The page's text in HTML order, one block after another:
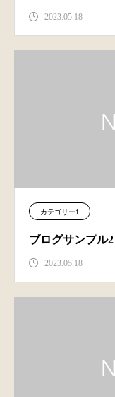
2023.05.18
カテゴリー1
ブログサンプル2
2023.05.18